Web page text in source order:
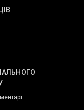
до